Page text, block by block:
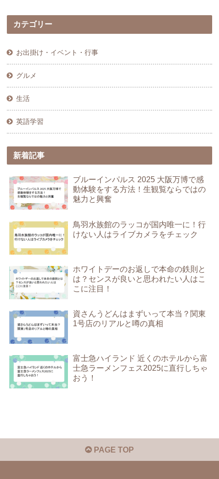
カテゴリー
お出掛け・イベント・行事
グルメ
生活
英語学習
新着記事
ブルーインパルス 2025 大阪万博で感
動体験をする方法！生観覧ならではの
魅力と興奮
鳥羽水族館のラッコが国内唯一に！行
けない人はライブカメラをチェック
ホワイトデーのお返しで本命の鉄則と
は？センスが良いと思われたい人はこ
こに注目！
資さんうどんはまずいって本当？関東
1号店のリアルと噂の真相
富士急ハイランド 近くのホテルから富
士急ラーメンフェス2025に直行しちゃ
おう！
PAGE TOP